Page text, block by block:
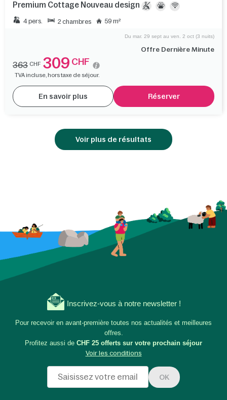
Premium Cottage Nouveau design
4 pers. 2 chambres 59 m²
Offre Dernière Minute
Du mar. 29 sept au ven. 2 oct (3 nuits)
363 CHF 309 CHF
TVA incluse, hors taxe de séjour.
En savoir plus Réserver
Voir plus de résultats
Inscrivez-vous à notre newsletter !
Pour recevoir en avant-première toutes nos actualités et meilleures
offres.
Profitez aussi de CHF 25 offerts sur votre prochain séjour
Voir les conditions
OK